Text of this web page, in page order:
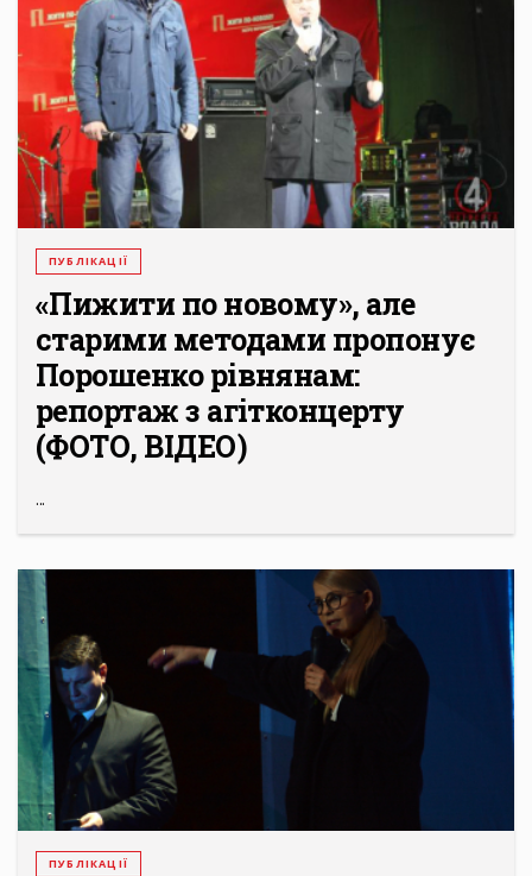
ПУБЛІКАЦІЇ
«Пижити по новому», але
старими методами пропонує
Порошенко рівнянам:
репортаж з агітконцерту
(ФОТО, ВІДЕО)
...
ПУБЛІКАЦІЇ